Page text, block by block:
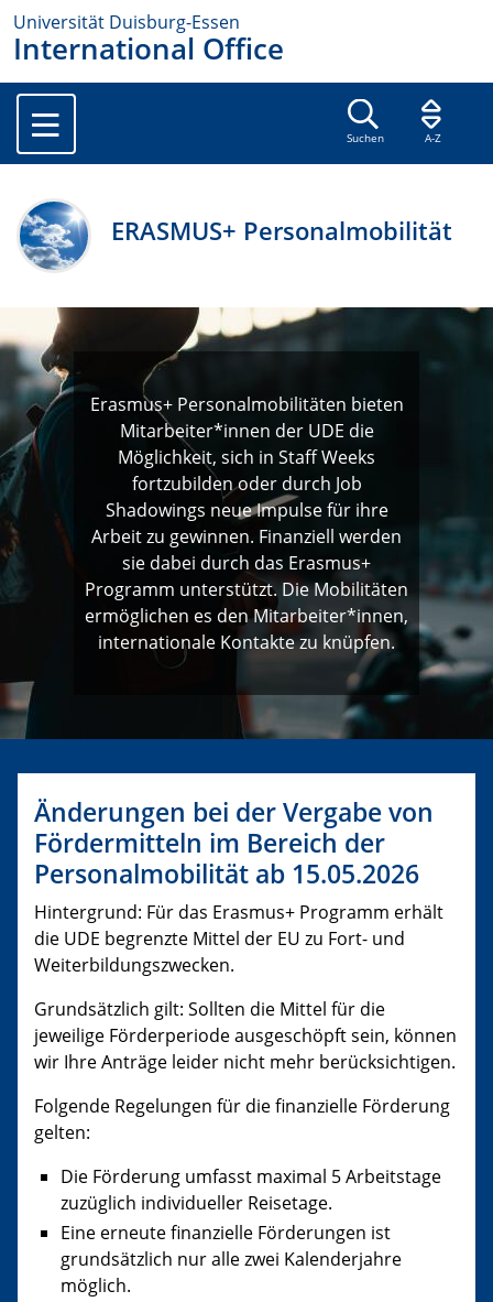
Universität Duisburg-Essen
International Office
Suchen A-Z
ERASMUS+ Personalmobilität
Erasmus+ Personalmobilitäten bieten
Mitarbeiter*innen der UDE die
Möglichkeit, sich in Staff Weeks
fortzubilden oder durch Job
Shadowings neue Impulse für ihre
Arbeit zu gewinnen. Finanziell werden
sie dabei durch das Erasmus+
Programm unterstützt. Die Mobilitäten
ermöglichen es den Mitarbeiter*innen,
internationale Kontakte zu knüpfen.
Änderungen bei der Vergabe von
Fördermitteln im Bereich der
Personalmobilität ab 15.05.2026
Hintergrund: Für das Erasmus+ Programm erhält
die UDE begrenzte Mittel der EU zu Fort- und
Weiterbildungszwecken.
Grundsätzlich gilt: Sollten die Mittel für die
jeweilige Förderperiode ausgeschöpft sein, können
wir Ihre Anträge leider nicht mehr berücksichtigen.
Folgende Regelungen für die finanzielle Förderung
gelten:
Die Förderung umfasst maximal 5 Arbeitstage
zuzüglich individueller Reisetage.
Eine erneute finanzielle Förderungen ist
grundsätzlich nur alle zwei Kalenderjahre
möglich.